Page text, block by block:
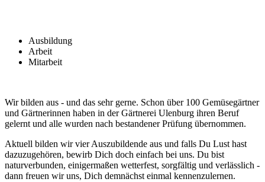
Ausbildung
Arbeit
Mitarbeit
Wir bilden aus - und das sehr gerne. Schon über 100 Gemüsegärtner
und Gärtnerinnen haben in der Gärtnerei Ulenburg ihren Beruf
gelernt und alle wurden nach bestandener Prüfung übernommen.
Aktuell bilden wir vier Auszubildende aus und falls Du Lust hast
dazuzugehören, bewirb Dich doch einfach bei uns. Du bist
naturverbunden, einigermaßen wetterfest, sorgfältig und verlässlich -
dann freuen wir uns, Dich demnächst einmal kennenzulernen.